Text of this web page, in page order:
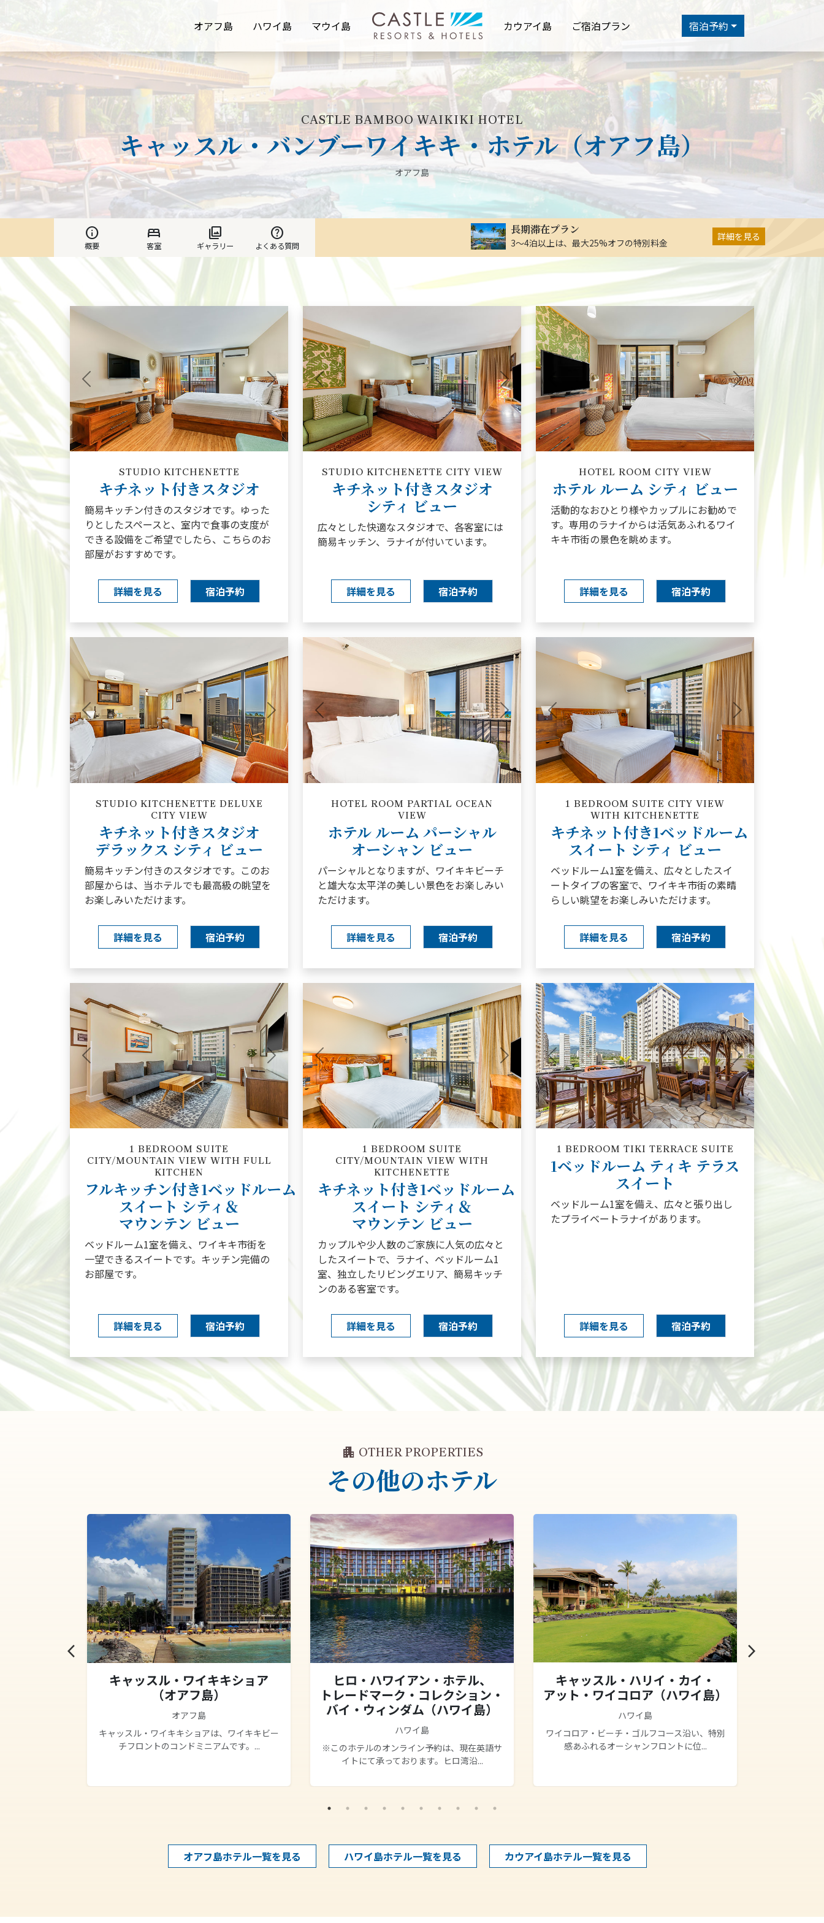
オアフ島 ハワイ島 マウイ島 カウアイ島 ご宿泊プラン 宿泊予約
CASTLE BAMBOO WAIKIKI HOTEL
キャッスル・バンブーワイキキ・ホテル（オアフ島）
オアフ島
info
概要
bed
客室
photo_library
ギャラリー
help
よくある質問
長期滞在プラン
3～4泊以上は、最大25%オフの特別料金
詳細を見る
STUDIO KITCHENETTE
キチネット付きスタジオ
簡易キッチン付きのスタジオです。ゆった
りとしたスペースと、室内で食事の支度が
できる設備をご希望でしたら、こちらのお
部屋がおすすめです。
Previous Next
詳細を見る 宿泊予約
STUDIO KITCHENETTE CITY VIEW
キチネット付きスタジオ
シティ ビュー
広々とした快適なスタジオで、各客室には
簡易キッチン、ラナイが付いています。
Previous Next
詳細を見る 宿泊予約
HOTEL ROOM CITY VIEW
ホテル ルーム シティ ビュー
活動的なおひとり様やカップルにお勧めで
す。専用のラナイからは活気あふれるワイ
キキ市街の景色を眺めます。
Previous Next
詳細を見る 宿泊予約
STUDIO KITCHENETTE DELUXE
CITY VIEW
キチネット付きスタジオ
デラックス シティ ビュー
簡易キッチン付きのスタジオです。このお
部屋からは、当ホテルでも最高級の眺望を
お楽しみいただけます。
Previous Next
詳細を見る 宿泊予約
HOTEL ROOM PARTIAL OCEAN
VIEW
ホテル ルーム パーシャル
オーシャン ビュー
パーシャルとなりますが、ワイキキビーチ
と雄大な太平洋の美しい景色をお楽しみい
ただけます。
Previous Next
詳細を見る 宿泊予約
1 BEDROOM SUITE CITY VIEW
WITH KITCHENETTE
キチネット付き1ベッドルーム
スイート シティ ビュー
ベッドルーム1室を備え、広々としたスイ
ートタイプの客室で、ワイキキ市街の素晴
らしい眺望をお楽しみいただけます。
Previous Next
詳細を見る 宿泊予約
1 BEDROOM SUITE
CITY/MOUNTAIN VIEW WITH FULL
KITCHEN
フルキッチン付き1ベッドルーム
スイート シティ＆
マウンテン ビュー
ベッドルーム1室を備え、ワイキキ市街を
一望できるスイートです。キッチン完備の
お部屋です。
Previous Next
詳細を見る 宿泊予約
1 BEDROOM SUITE
CITY/MOUNTAIN VIEW WITH
KITCHENETTE
キチネット付き1ベッドルーム
スイート シティ＆
マウンテン ビュー
カップルや少人数のご家族に人気の広々と
したスイートで、ラナイ、ベッドルーム1
室、独立したリビングエリア、簡易キッチ
ンのある客室です。
Previous Next
詳細を見る 宿泊予約
1 BEDROOM TIKI TERRACE SUITE
1ベッドルーム ティキ テラス
スイート
ベッドルーム1室を備え、広々と張り出し
たプライベートラナイがあります。
Previous Next
詳細を見る 宿泊予約
apartment OTHER PROPERTIES
その他のホテル
arrow_back_ios
キャッスル・ワイキキショア
（オアフ島）
オアフ島
キャッスル・ワイキキショアは、ワイキキビー
チフロントのコンドミニアムです。...
ヒロ・ハワイアン・ホテル、
トレードマーク・コレクション・
バイ・ウィンダム（ハワイ島）
ハワイ島
※このホテルのオンライン予約は、現在英語サ
イトにて承っております。ヒロ湾沿...
キャッスル・ハリイ・カイ・
アット・ワイコロア（ハワイ島）
ハワイ島
ワイコロア・ビーチ・ゴルフコース沿い、特別
感あふれるオーシャンフロントに位...
arrow_forward_ios
オアフ島ホテル一覧を見る ハワイ島ホテル一覧を見る カウアイ島ホテル一覧を見る